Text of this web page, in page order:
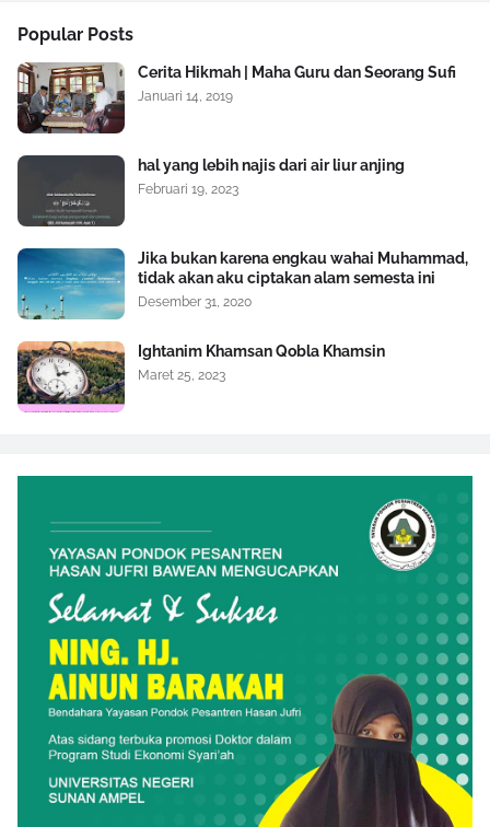
Popular Posts
Cerita Hikmah | Maha Guru dan Seorang Sufi
Januari 14, 2019
hal yang lebih najis dari air liur anjing
Februari 19, 2023
Jika bukan karena engkau wahai Muhammad,
tidak akan aku ciptakan alam semesta ini
Desember 31, 2020
Ightanim Khamsan Qobla Khamsin
Maret 25, 2023